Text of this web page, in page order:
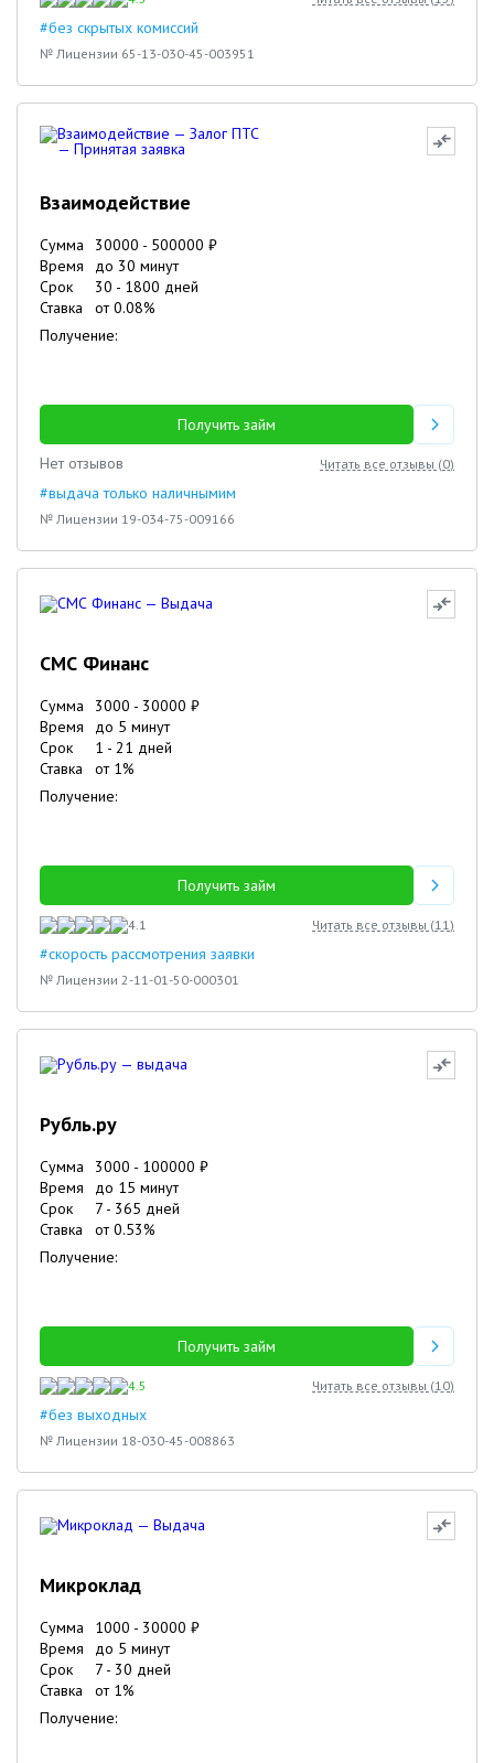
#без скрытых комиссий
№ Лицензии 65-13-030-45-003951
Взаимодействие
Сумма 30000 - 500000 ₽
Время
до 30 минут
Срок
30 - 1800 дней
Ставка
от0.08%
Получение:
Получить займ
Нет отзывов
Читать все отзывы (0)
#выдача только наличнымим
№ Лицензии 19-034-75-009166
СМС Финанс
Сумма 3000 - 30000 ₽
Время
до 5 минут
Срок
1 - 21 дней
Ставка
от 1%
Получение:
Получить займ
4.1 Читать все отзывы (11)
#скорость рассмотрения заявки
№ Лицензии 2-11-01-50-000301
Рубль.ру
Сумма 3000 - 100000 ₽
Время
до 15 минут
Срок
7 - 365 дней
Ставка
от0.53%
Получение:
Получить займ
4.5 Читать все отзывы (10)
#без выходных
№ Лицензии 18-030-45-008863
Микроклад
Сумма 1000 - 30000 ₽
Время
до 5 минут
Срок
7 - 30 дней
Ставка
от 1%
Получение: